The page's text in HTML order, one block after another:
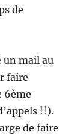
de
un mail au
faire
6ème
!!).
de faire